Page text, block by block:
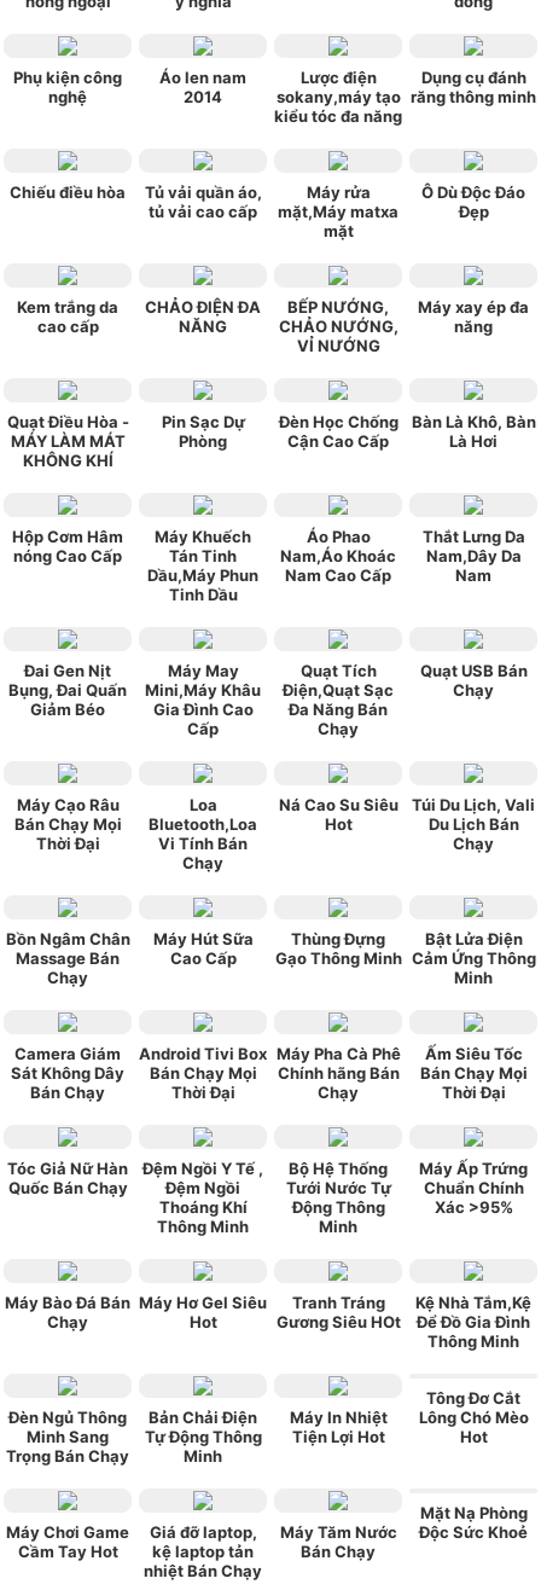
Phụ kiện công
nghệ
Áo len nam
2014
Lược điện
sokany,máy tạo
kiểu tóc đa năng
Dụng cụ đánh
răng thông minh
Chiếu điều hòa
Tủ vải quần áo,
tủ vải cao cấp
Máy rửa
mặt,Máy matxa
mặt
Ô Dù Độc Đáo
Đẹp
Kem trắng da
cao cấp
CHẢO ĐIỆN ĐA
NĂNG
BẾP NƯỚNG,
CHẢO NƯỚNG,
VỈ NƯỚNG
Máy xay ép đa
năng
Quạt Điều Hòa -
MÁY LÀM MÁT
KHÔNG KHÍ
Pin Sạc Dự
Phòng
Đèn Học Chống
Cận Cao Cấp
Bàn Là Khô, Bàn
Là Hơi
Hộp Cơm Hâm
nóng Cao Cấp
Máy Khuếch
Tán Tinh
Dầu,Máy Phun
Tinh Dầu
Áo Phao
Nam,Áo Khoác
Nam Cao Cấp
Thắt Lưng Da
Nam,Dây Da
Nam
Đai Gen Nịt
Bụng, Đai Quấn
Giảm Béo
Máy May
Mini,Máy Khâu
Gia Đình Cao
Cấp
Quạt Tích
Điện,Quạt Sạc
Đa Năng Bán
Chạy
Quạt USB Bán
Chạy
Máy Cạo Râu
Bán Chạy Mọi
Thời Đại
Loa
Bluetooth,Loa
Vi Tính Bán
Chạy
Ná Cao Su Siêu
Hot
Túi Du Lịch, Vali
Du Lịch Bán
Chạy
Bồn Ngâm Chân
Massage Bán
Chạy
Máy Hút Sữa
Cao Cấp
Thùng Đựng
Gạo Thông Minh
Bật Lửa Điện
Cảm Ứng Thông
Minh
Camera Giám
Sát Không Dây
Bán Chạy
Android Tivi Box
Bán Chạy Mọi
Thời Đại
Máy Pha Cà Phê
Chính hãng Bán
Chạy
Ấm Siêu Tốc
Bán Chạy Mọi
Thời Đại
Tóc Giả Nữ Hàn
Quốc Bán Chạy
Đệm Ngồi Y Tế ,
Đệm Ngồi
Thoáng Khí
Thông Minh
Bộ Hệ Thống
Tưới Nước Tự
Động Thông
Minh
Máy Ấp Trứng
Chuẩn Chính
Xác >95%
Máy Bào Đá Bán
Chạy
Máy Hơ Gel Siêu
Hot
Tranh Tráng
Gương Siêu HOt
Kệ Nhà Tắm,Kệ
Để Đồ Gia Đình
Thông Minh
Đèn Ngủ Thông
Minh Sang
Trọng Bán Chạy
Bản Chải Điện
Tự Động Thông
Minh
Máy In Nhiệt
Tiện Lợi Hot
Tông Đơ Cắt
Lông Chó Mèo
Hot
Máy Chơi Game
Cầm Tay Hot
Giá đỡ laptop,
kệ laptop tản
nhiệt Bán Chạy
Máy Tăm Nước
Bán Chạy
Mặt Nạ Phòng
Độc Sức Khoẻ